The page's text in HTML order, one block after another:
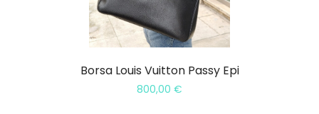
Borsa Louis Vuitton Passy Epi
800,00 €